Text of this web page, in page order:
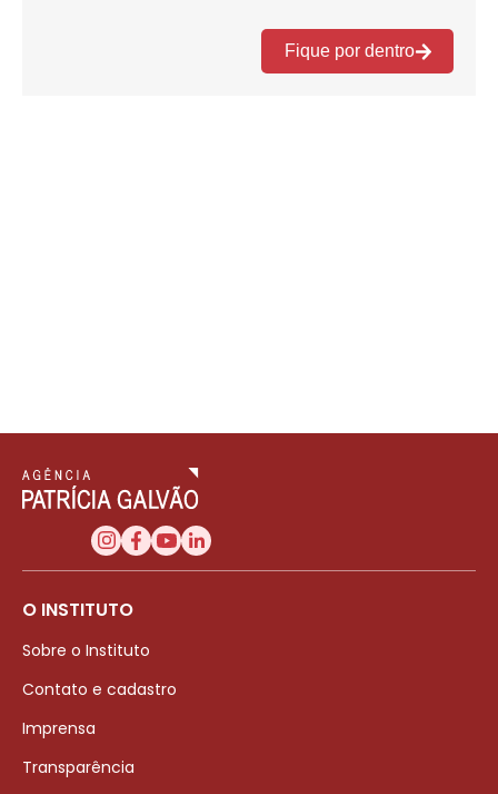
O INSTITUTO
Sobre o Instituto
Contato e cadastro
Imprensa
Transparência